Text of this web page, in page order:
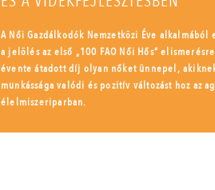
A Női Gazdálkodók Nemzetközi Éve
a jelölés az első „100 FAO Női Hős”
évente átadott díj olyan nőket ünnepel,
munkássága valódi és pozitív változást hoz az
élelmiszeriparban.